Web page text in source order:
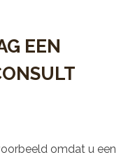
EEN
omdat u een